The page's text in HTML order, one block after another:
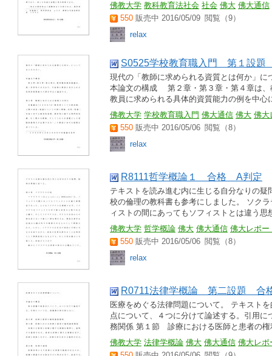
佛教大学 教科教育法社会 社会 佛大 佛大通信
550 販売中 2016/05/09 閲覧（9）
relax
S0525学校教育職入門 第１設
現代の「教師に求められる資質とは何か」
本論文の構成 第２章・第３章・第４章は、
教員に求められる具体的資質能力の例を中
佛教大学 学校教育職入門 佛大通信 佛大 佛大
550 販売中 2016/05/06 閲覧（8）
relax
R8111哲学概論１ 合格 A判定
テキストを読み進む内に生じる自分なりの
校の倫理の教科書も参考にしました。 ソク
ィストの間にあってもソフィストとは違う思
佛教大学 哲学概論 佛大 佛大通信 佛大レポー
550 販売中 2016/05/06 閲覧（8）
relax
R0711法律学概論 第二設題
医療をめぐる法律問題について。 テキスト
点について、４つに分けて論述する。引用
務関係 第１節 診療における医師と患者の権
佛教大学 法律学概論 佛大 佛大通信 佛大レポ